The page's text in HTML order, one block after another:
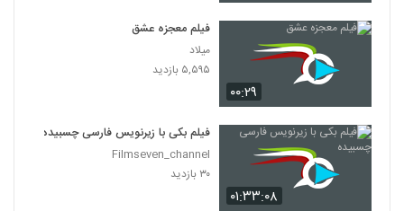
۰۰:۲۹
فیلم معجزه عشق
میلاد
۵,۵۹۵ بازدید
۰۱:۳۳:۰۸
فیلم بکی با زیرنویس فارسی چسبیده
Filmseven_channel
۳۰ بازدید